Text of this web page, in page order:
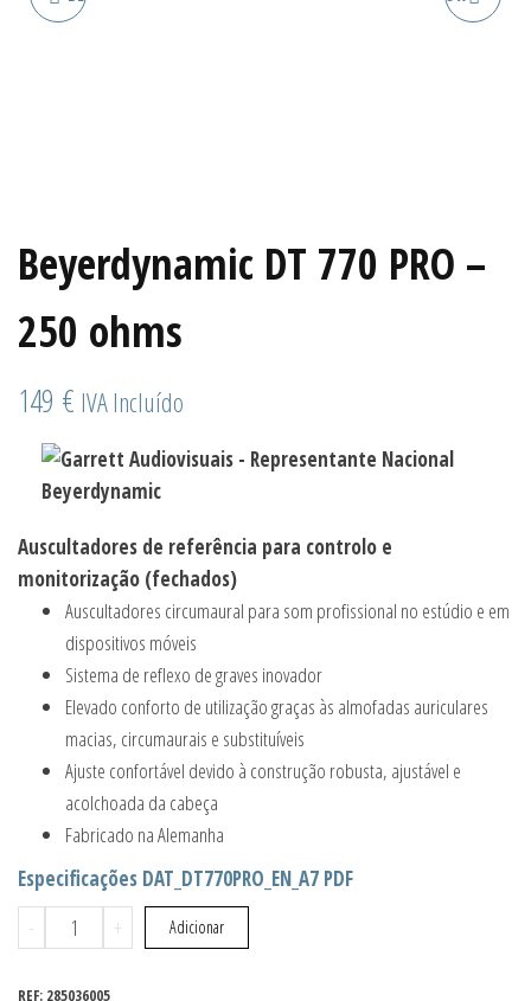
Beyerdynamic DT 770 PRO –
250 ohms
149 € IVA Incluído
Auscultadores de referência para controlo e
monitorização (fechados)
Auscultadores circumaural para som profissional no estúdio e em
dispositivos móveis
Sistema de reflexo de graves inovador
Elevado conforto de utilização graças às almofadas auriculares
macias, circumaurais e substituíveis
Ajuste confortável devido à construção robusta, ajustável e
acolchoada da cabeça
Fabricado na Alemanha
Especificações DAT_DT770PRO_EN_A7 PDF
-
Quantidade
de
Beyerdynamic
+ Adicionar
REF: 285036005